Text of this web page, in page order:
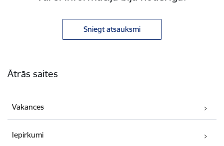
Sniegt atsauksmi
Ātrās saites
Vakances
Iepirkumi